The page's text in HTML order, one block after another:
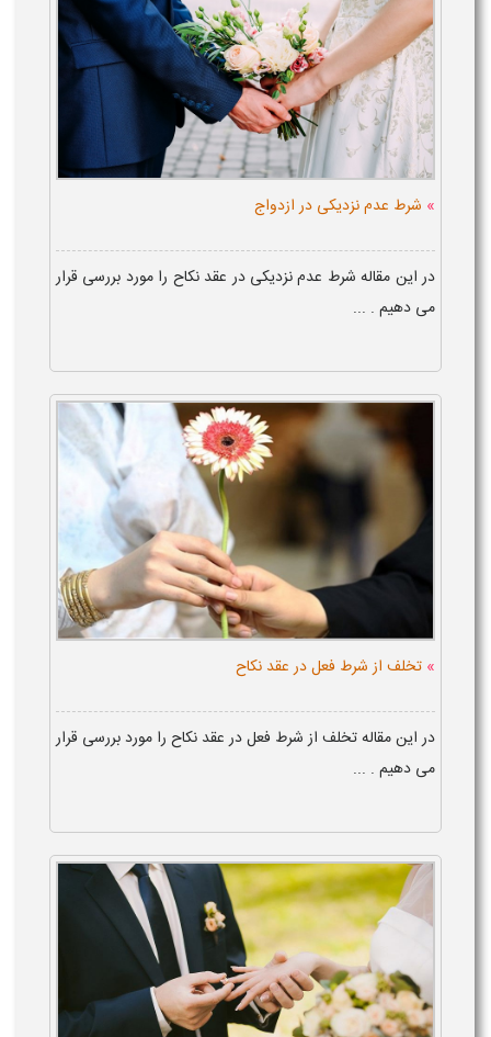
» شرط عدم نزدیکی در ازدواج
در این مقاله شرط عدم نزدیکی در عقد نکاح را مورد بررسی قرار
می دهیم . ...
» تخلف از شرط فعل در عقد نکاح
در این مقاله تخلف از شرط فعل در عقد نکاح را مورد بررسی قرار
می دهیم . ...